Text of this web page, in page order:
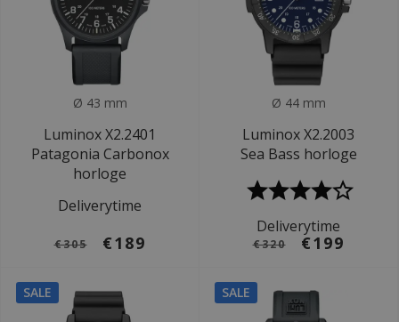
Ø 43 mm
Luminox X2.2401
Patagonia Carbonox
horloge
Deliverytime
€305 €189
Ø 44 mm
Luminox X2.2003
Sea Bass horloge
Deliverytime
€320 €199
SALE SALE